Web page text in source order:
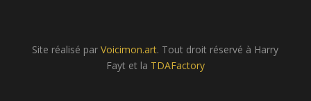
Site réalisé parVoicimon.art. Tout droit réservé à Harry
Fayt et la TDAFactory